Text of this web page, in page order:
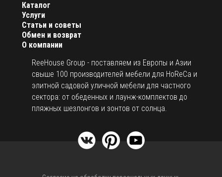
О компании
ReeHouse Group - поставляем из Европы и Азии
свыше 100 производителей мебели для HoReCa и
элитной садовой уличной мебели для частного
сектора: от обеденных и лаунж-комплектов до
пляжных шезлонгов и зонтов от солнца.
Каталог
Услуги
Статьи и советы
Обмен и возврат